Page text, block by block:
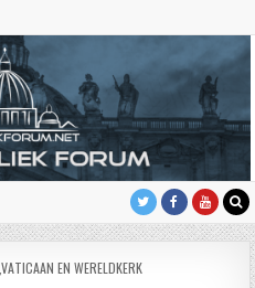
VATICAAN EN WERELDKERK